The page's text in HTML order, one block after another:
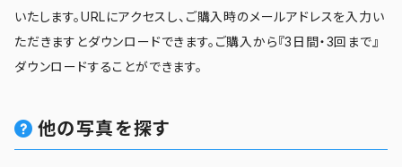
いたします。URLにアクセスし、ご購入時のメールアドレスを入力い
ただきますとダウンロードできます。ご購入から『3日間・3回まで』
ダウンロードすることができます。
他の写真を探す